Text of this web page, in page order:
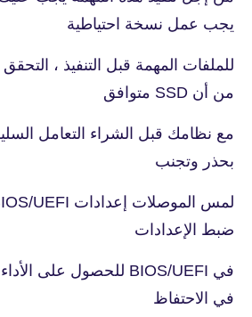
يجب عمل نسخة احتياطية
للملفات المهمة قبل التنفيذ ،
من أن SSD متوافق
بحذر وتجنب
ضبط الإعدادات
في الاحتفاظ